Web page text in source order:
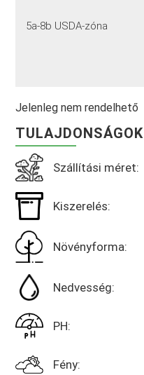
5a-8b USDA-zóna
Jelenleg nem rendelhető
TULAJDONSÁGOK
Szállítási méret:
Kiszerelés:
Növényforma:
Nedvesség:
PH:
Fény: